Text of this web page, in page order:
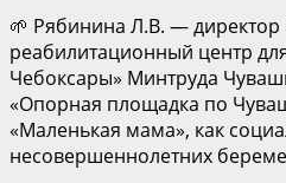
🌱 Рябинина Л.В. —
реабилитационный центр
Чебоксары» Минтруда
«Опорная площадка по
«Маленькая мама», как
несовершеннолетних